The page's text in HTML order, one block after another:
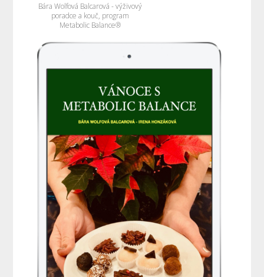
Bára Wolfová Balcarová - výživový
poradce a kouč, program
Metabolic Balance®